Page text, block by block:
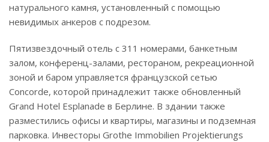
натурального камня, установленный с помощью
невидимых анкеров с подрезом.
Пятизвездочный отель с 311 номерами, банкетным
залом, конференц-залами, рестораном, рекреационной
зоной и баром управляется французской сетью
Concorde, которой принадлежит также обновленный
Grand Hotel Esplanade в Берлине. В здании также
разместились офисы и квартиры, магазины и подземная
парковка. Инвесторы Grothe Immobilien Projektierungs